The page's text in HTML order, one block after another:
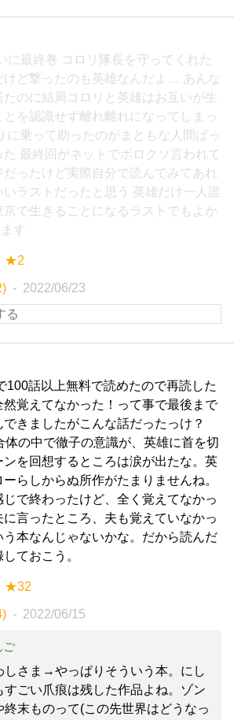
に最終巻 コロリ隊長を守ってくれた
けど撃ったのも英雄なんだよ… あんな
たのに結局コロリと英雄はお互いが生
とを認識せず離れ離れになってしまっ
に乗って助ったのがまともな人間ばっ
た 最終回がネットでボロクソ言われて
だったけど実際自分で読んでみてあれ
いラストだったと思う 英雄だけ一人誰
京で生きることになるラストでもよか
す
★2
2022/06/23
100話以上無料で読めたので再読した
然覚えてなかった！って事で最後まで
きましたがこんな話だったっけ？
体の中で徹子の意識が、英雄に首を切
ンを回想するところは涙が出たな。英
らしからぬ所作がたまりませんね。
じで終わったけど、全く覚えてなかっ
に言ったところ、夫も覚えていなかっ
う本なんじゃないかな。だから読んだ
ておこう。
★32
2022/06/15
ご
しさま→やっぱりそういう本。にし
すごい爪痕は残した作品よね。ゾン
終末ものって(この先世界はどうなっ